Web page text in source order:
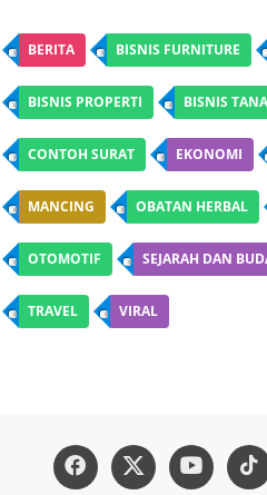
BERITA BISNIS FURNITURE
BISNIS PROPERTI BISNIS
CONTOH SURAT EKONOMI
MANCING OBATAN HERBAL
OTOMOTIF SEJARAH DAN
TRAVEL VIRAL